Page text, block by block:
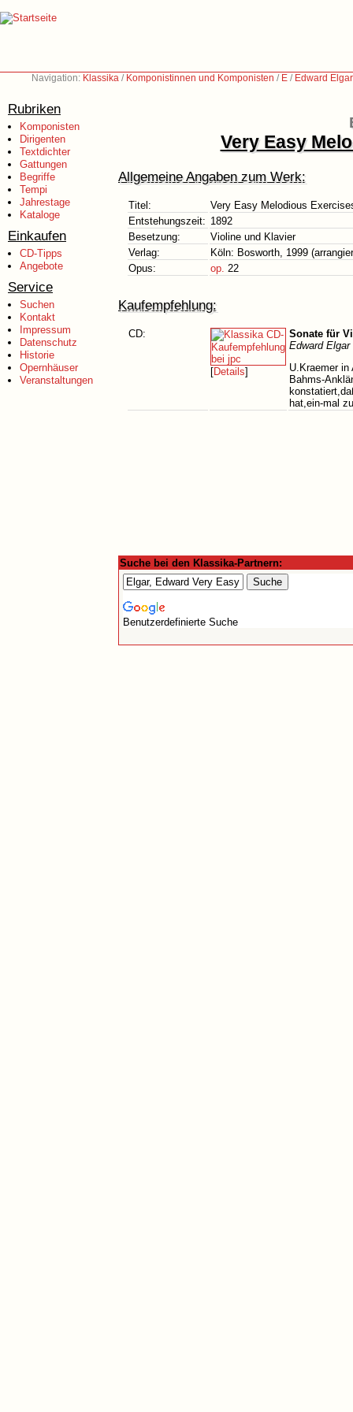
Navigation: Klassika / Komponistinnen und Komponisten / E / Edward
Rubriken
Komponisten
Dirigenten
Textdichter
Gattungen
Begriffe
Tempi
Jahrestage
Kataloge
Einkaufen
CD-Tipps
Angebote
Service
Suchen
Kontakt
Impressum
Datenschutz
Historie
Opernhäuser
Veranstaltungen
Very Easy
Allgemeine Angaben zum Werk:
Titel:
Very Easy Melodious
Entstehungszeit: 1892
Besetzung:
Violine und Klavier
Verlag:
Köln: Bosworth, 1999
Opus:
op. 22
Kaufempfehlung:
CD:
[Details]
Sonate für
Edward Elgar
U.Kraemer in
Bahms-
hat,ein-mal
Suche bei den Klassika-Partnern:
Benutzerdefinierte Suche